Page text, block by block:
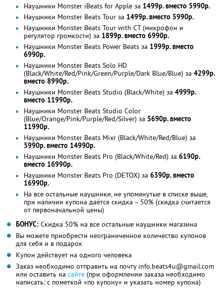
Наушники Monster iBeats for Apple за 1499р. вместо 5990р.
Наушники Monster Beats Tour за 1499р. вместо 5990р.
Наушники Monster Beats Tour with CT (микрофон и
регулятор громкости) за 1899р. вместо 6990р.
Наушники Monster Beats Power Beats за 1999р. вместо
6990р.
Наушники Monster Beats Solo HD
(Black/White/Red/Pink/Green/Purple/Dark Blue/Blue) за 4299р.
вместо 8990р.
Наушники Monster Beats Studio (Black/White) за 4999р.
вместо 11990р.
Наушники Monster Beats Studio Color
(Blue/Orange/Pink/Purple/Red/Silver) за 5690р. вместо
11990р.
Наушники Monster Beats Mixr (Black/White/Red/Blue) за
5990р. вместо 14990р.
Наушники Monster Beats Pro (Black/White/Red) за 6190р.
вместо 16990р.
Наушники Monster Beats Pro (DETOX) за 6390р. вместо
16990р.
На все остальные наушники, не упомянутые в списке выше,
при наличии купона даётся скидка – 50% (скидка считается
от первоначальной цены)
БОНУС: Скидка 50% на все остальные наушники магазина
Вы можете приобрести неограниченное количество купонов
для себя и в подарок
Купон действует на одного человека
Заказ необходимо отправить на почту info.beats4u@gmail.com
или оставить на сайте (при оформлении заказа необходимо
написать: с пометкой «по купону» и указать номер купона)